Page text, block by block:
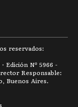
reservados:
Edición Nº 5966 -
Responsable:
Buenos Aires.